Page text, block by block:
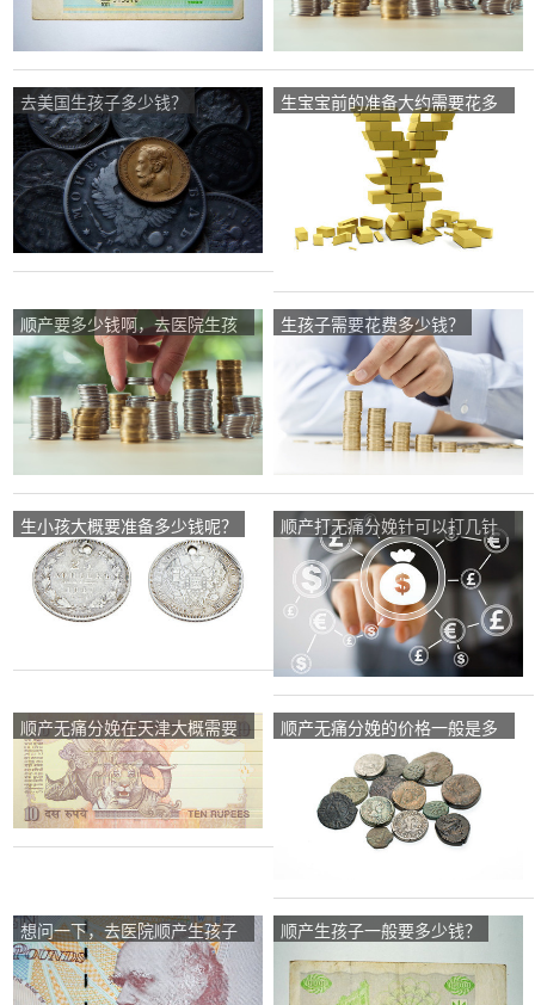
去美国生孩子多少钱？
生宝宝前的准备大约需要花多
顺产要多少钱啊，去医院生孩
子都要准备什么呢？
生孩子需要花费多少钱？
生小孩大概要准备多少钱呢？
顺产打无痛分娩针可以打几针
呀？多少钱一针？
顺产无痛分娩在天津大概需要
多少钱？
顺产无痛分娩的价格一般是多
想问一下，去医院顺产生孩子
大概需要多少钱？
顺产生孩子一般要多少钱？